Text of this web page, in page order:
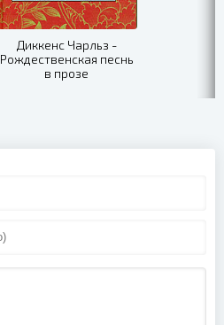
Диккенс Чарльз -
Рождественская песнь
в прозе